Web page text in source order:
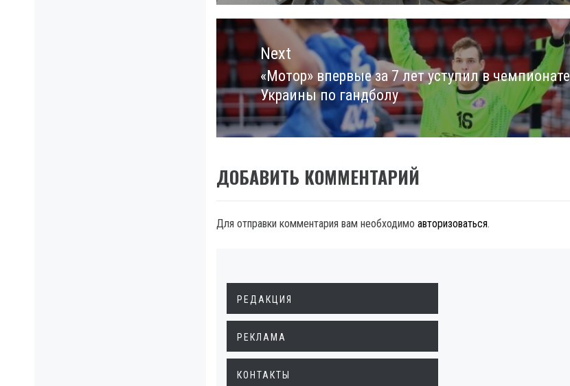
Next
Next
post:
«Мотор» впервые за 7 лет уступил в чемпионате
Украины по гандболу
ДОБАВИТЬ КОММЕНТАРИЙ
Для отправки комментария вам необходимо авторизоваться.
РЕДАКЦИЯ
РЕКЛАМА
КОНТАКТЫ